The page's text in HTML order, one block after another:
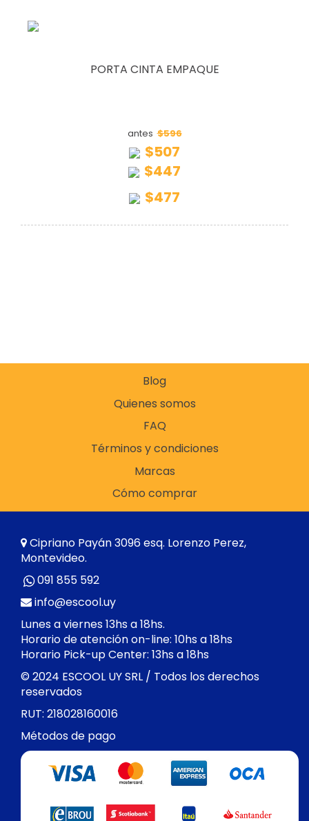
PORTA CINTA EMPAQUE
antes $596
$507
$447
$477
Blog
Quienes somos
FAQ
Términos y condiciones
Marcas
Cómo comprar
Cipriano Payán 3096 esq. Lorenzo Perez,
Montevideo.
091 855 592
info@escool.uy
Lunes a viernes 13hs a 18hs.
Horario de atención on-line: 10hs a 18hs
Horario Pick-up Center: 13hs a 18hs
© 2024 ESCOOL UY SRL / Todos los derechos
reservados
RUT: 218028160016
Métodos de pago